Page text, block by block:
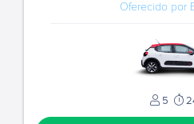
Oferecido por
5